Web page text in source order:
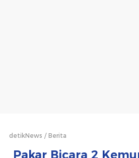
detikNews Berita
Pakar Bicara 2